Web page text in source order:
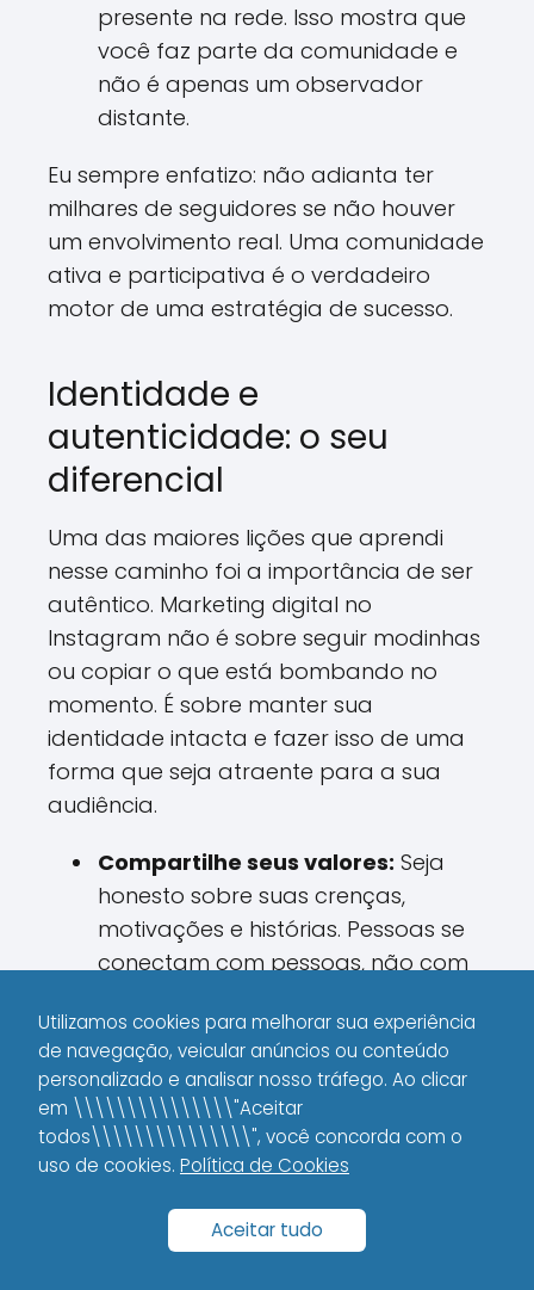
presente na rede. Isso mostra que
você faz parte da comunidade e
não é apenas um observador
distante.
Eu sempre enfatizo: não adianta ter
milhares de seguidores se não houver
um envolvimento real. Uma comunidade
ativa e participativa é o verdadeiro
motor de uma estratégia de sucesso.
Identidade e
autenticidade: o seu
diferencial
Uma das maiores lições que aprendi
nesse caminho foi a importância de ser
autêntico. Marketing digital no
Instagram não é sobre seguir modinhas
ou copiar o que está bombando no
momento. É sobre manter sua
identidade intacta e fazer isso de uma
forma que seja atraente para a sua
audiência.
Compartilhe seus valores: Seja
honesto sobre suas crenças,
motivações e histórias. Pessoas se
conectam com pessoas, não com
personalidade.
Defina sua voz:Seja consistente no
tom e na forma de se comunicar.
Se você é mais direto e sem rodeios,
mantenha essa linha – a
autenticidade atrai os que
realmente se identificam com o que
Utilizamos cookies para melhorar sua experiência
de navegação, veicular anúncios ou conteúdo
personalizado e analisar nosso tráfego. Ao clicar
em \\\\\\\\\\\\\\\"Aceitar
todos\\\\\\\\\\\\\\\", você concorda com o
uso de cookies. Política de Cookies
Aceitar tudo